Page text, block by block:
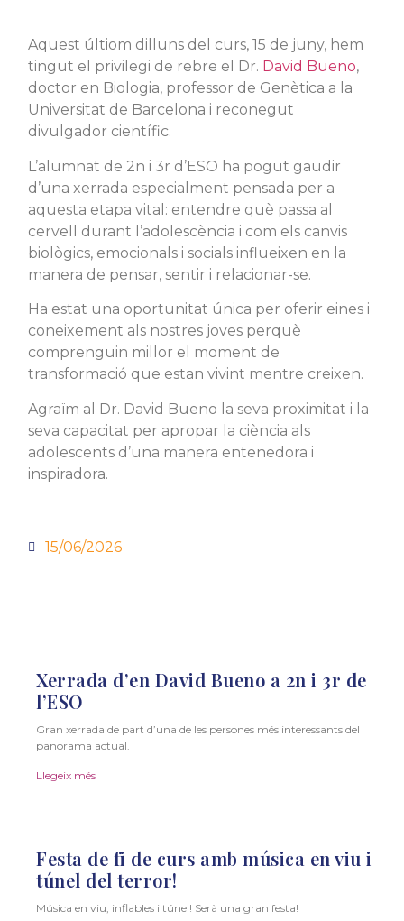
Aquest últiom dilluns del curs, 15 de juny, hem
tingut el privilegi de rebre el Dr. David Bueno,
doctor en Biologia, professor de Genètica a la
Universitat de Barcelona i reconegut
divulgador científic.
L’alumnat de 2n i 3r d’ESO ha pogut gaudir
d’una xerrada especialment pensada per a
aquesta etapa vital: entendre què passa al
cervell durant l’adolescència i com els canvis
biològics, emocionals i socials influeixen en la
manera de pensar, sentir i relacionar-se.
Ha estat una oportunitat única per oferir eines i
coneixement als nostres joves perquè
comprenguin millor el moment de
transformació que estan vivint mentre creixen.
Agraïm al Dr. David Bueno la seva proximitat i la
seva capacitat per apropar la ciència als
adolescents d’una manera entenedora i
inspiradora.
15/06/2026
Xerrada d’en David Bueno a 2n i 3r de
l’ESO
Gran xerrada de part d’una de les persones més interessants del
panorama actual.
Llegeix més
Festa de fi de curs amb música en viu i
túnel del terror!
Música en viu, inflables i túnel! Serà una gran festa!